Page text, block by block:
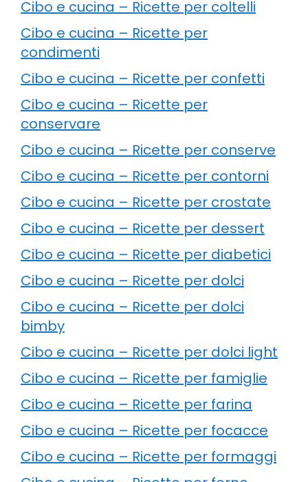
Cibo e cucina – Ricette per coltelli
Cibo e cucina – Ricette per
condimenti
Cibo e cucina – Ricette per confetti
Cibo e cucina – Ricette per
conservare
Cibo e cucina – Ricette per conserve
Cibo e cucina – Ricette per contorni
Cibo e cucina – Ricette per crostate
Cibo e cucina – Ricette per dessert
Cibo e cucina – Ricette per diabetici
Cibo e cucina – Ricette per dolci
Cibo e cucina – Ricette per dolci
bimby
Cibo e cucina – Ricette per dolci light
Cibo e cucina – Ricette per famiglie
Cibo e cucina – Ricette per farina
Cibo e cucina – Ricette per focacce
Cibo e cucina – Ricette per formaggi